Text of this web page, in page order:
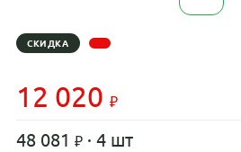
СКИДКА
12 020
48 081 · 4 шт